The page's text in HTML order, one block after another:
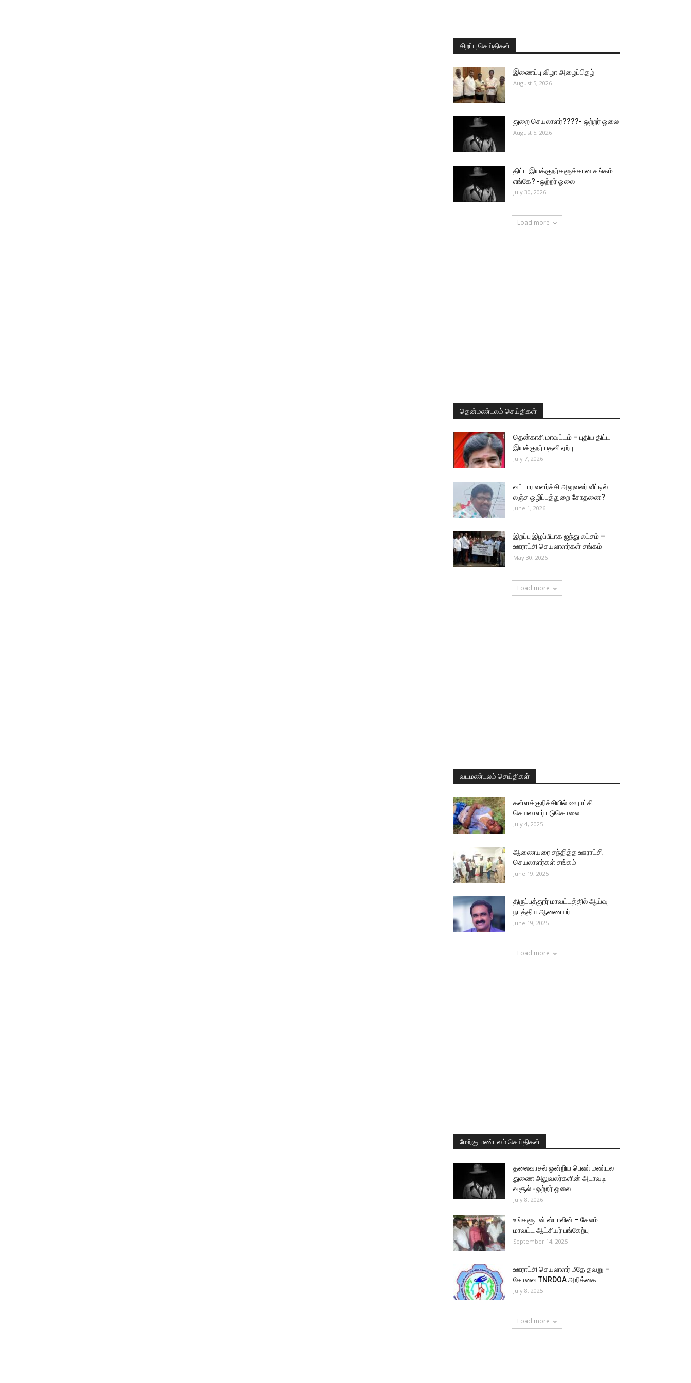
சிறப்பு செய்திகள்
இணைப்பு விழா அழைப்பிதழ்
August 5, 2026
துறை செயலாளர்????- ஒற்றர் ஓலை
August 5, 2026
திட்ட இயக்குநர்களுக்கான சங்கம்
எங்கே? -ஒற்றர் ஓலை
July 30, 2026
Load more
தென்மண்டலம் செய்திகள்
தென்காசி மாவட்டம் – புதிய திட்ட
இயக்குநர் பதவி ஏற்பு
July 7, 2026
வட்டார வளர்ச்சி அலுவலர் வீட்டில்
லஞ்ச ஒழிப்புத்துறை சோதனை?
June 1, 2026
இறப்பு இழப்பீடாக ஐந்து லட்சம் –
ஊராட்சி செயலாளர்கள் சங்கம்
May 30, 2026
Load more
வடமண்டலம் செய்திகள்
கள்ளக்குறிச்சியில் ஊராட்சி
செயலாளர் படுகொலை
July 4, 2025
ஆணையரை சந்தித்த ஊராட்சி
செயலாளர்கள் சங்கம்
June 19, 2025
திருப்பத்தூர் மாவட்டத்தில் ஆய்வு
நடத்திய ஆணையர்
June 19, 2025
Load more
மேற்கு மண்டலம் செய்திகள்
தலைவாசல் ஒன்றிய பெண் மண்டல
துணை அலுவலர்களின் அடாவடி
வசூல் -ஒற்றர் ஓலை
July 8, 2026
உங்களுடன் ஸ்டாலின் – சேலம்
மாவட்ட ஆட்சியர் பங்கேற்பு
September 14, 2025
ஊராட்சி செயலாளர் மீதே தவறு –
கோவை TNRDOA அறிக்கை
July 8, 2025
Load more